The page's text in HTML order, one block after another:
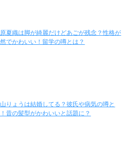
夏織は脚が綺麗だけどあごが残念？性格が
でかわいい！留学の噂とは？
りょうは結婚してる？彼氏や病気の噂と
昔の髪型がかわいいと話題に？